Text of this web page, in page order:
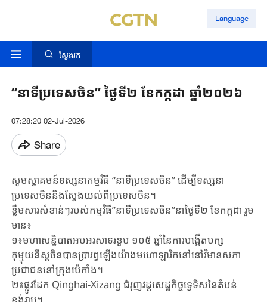
Language
ស្វែងរក
“នាទីប្រទេសចិន” ថ្ងៃទី២ ខែកក្កដា ឆ្នាំ២០២៦
07:28:20 02-Jul-2026
Share
សូមស្វាគមន៍ទស្សនាកម្មវិធី “នាទីប្រទេសចិន” ដើម្បីទស្សនា
ប្រទេសចិន​និង​ស្វែងយល់​ពីប្រទេសចិន។
ខ្លឹមសារសំខាន់ៗរបស់កម្មវិធី”នាទីប្រទេសចិន”នាថ្ងៃទី២ ខែកក្កដា​ រួម
មាន៖
១៖មហាសន្និបាតអបអរសាទរខួប ១០៥ ឆ្នាំនៃការបង្កើតបក្ស
កុម្មុយនីស្តចិនបានប្រារព្ធឡើងយ៉ាងមហោឡារិកនៅនៅវិមានសភា
ប្រជាជននៅក្រុងប៉េកាំង។
២៖ផ្លូវដែក Qinghai-Xizang ជំរុញវដ្តសេដ្ឋកិច្ចទ្វេទិសនៃតំបន់